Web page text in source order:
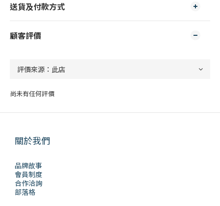
送貨及付款方式
顧客評價
尚未有任何評價
關於我們
品牌故事
會員制度
合作洽詢
部落格